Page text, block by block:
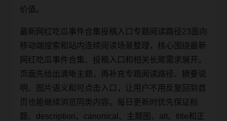
价值。
最新网红吃瓜事件合集投稿入口专题阅读路径23面向
移动端搜索和站内连续阅读场景整理，核心围绕最新
网红吃瓜事件合集、投稿入口和相关长尾需求展开。
页面先给出清晰主题，再补充专题阅读路径、摘要说
明、图片语义和可点击入口，让用户不用反复回到首
页也能继续浏览同类内容。每日更新时优先保证标
题、description、canonical、主题图、alt、title和正